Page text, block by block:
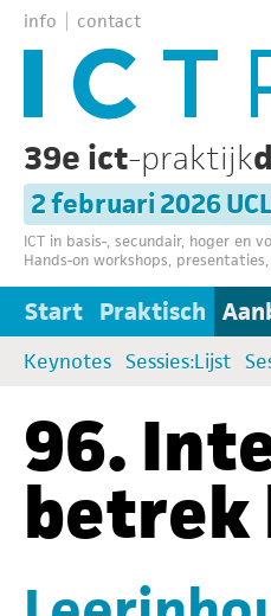
info contact
39e ict-praktijk
2 februari 2026
ICT in basis-, secundair, hoger en
Hands-on workshops,
Start Praktisch
Keynotes Sessies:Lijst
96.
betrek